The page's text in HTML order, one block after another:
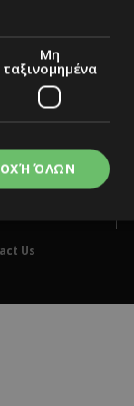
Us
Μη
ταξινομημένα
ΌΛΩΝ
cookies.